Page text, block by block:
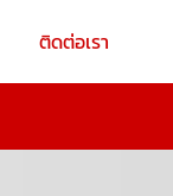
ติดต่อเรา